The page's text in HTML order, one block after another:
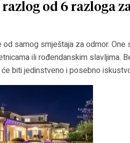
od 6 razloga
od samog smještaja za odmor.
ili rođendanskim slavljima.
biti jedinstveno i posebno